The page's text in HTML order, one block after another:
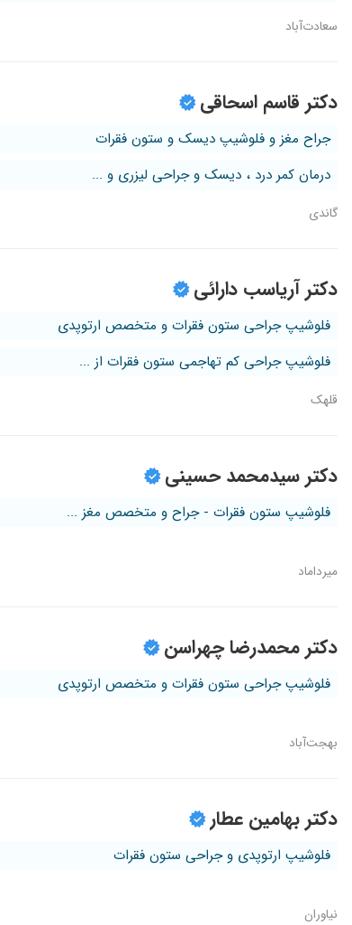
سعادت‌آباد
دکتر قاسم اسحاقی
جراح مغز و فلوشیپ دیسک و ستون فقرات
درمان کمر درد ، دیسک و جراحی لیزری و ...
گاندی
دکتر آریاسب دارائی
فلوشیپ جراحی ستون فقرات و متخصص ارتوپدی
فلوشیپ جراحی کم تهاجمی ستون فقرات از ...
قلهک
دکتر سیدمحمد حسینی
فلوشیپ ستون فقرات - جراح و متخصص مغز ...
میرداماد
دکتر محمدرضا چهراسن
فلوشیپ جراحی ستون فقرات و متخصص ارتوپدی
بهجت‌آباد
دکتر بهامین عطار
فلوشیپ ارتوپدی و جراحی ستون فقرات
نیاوران